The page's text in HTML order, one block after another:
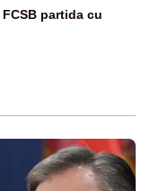
partida cu